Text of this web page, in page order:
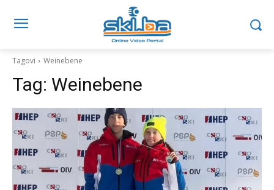
Tagovi Weinebene
Tag: Weinebene